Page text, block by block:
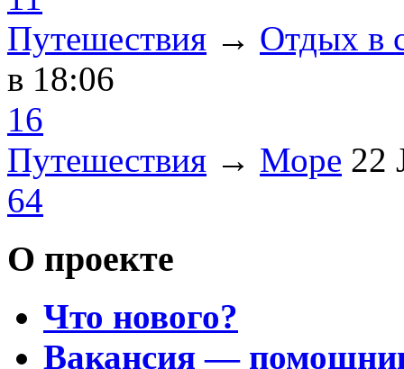
Путешествия → Отдых в
в 18:06
16
Путешествия → Море 22
64
О проекте
Что нового?
Вакансия —